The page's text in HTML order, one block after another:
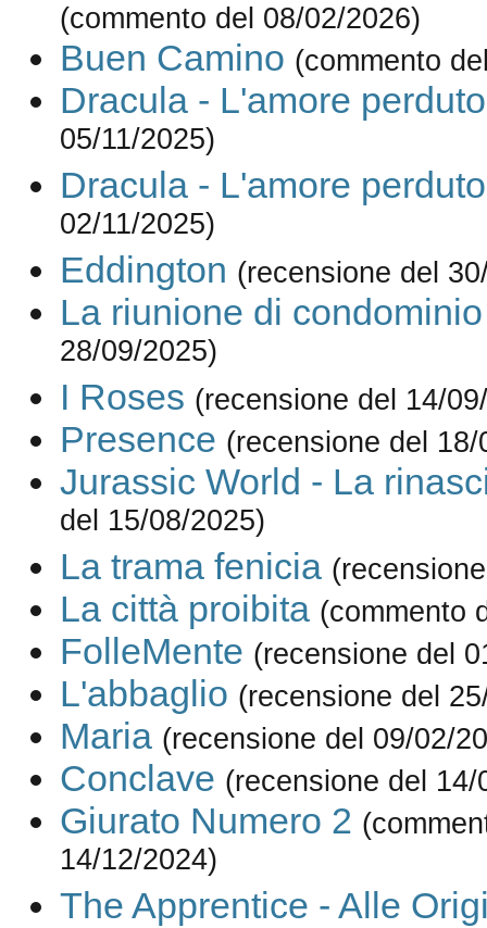
(commento del 08/02/2026)
Buen Camino (commento
Dracula - L'amore perduto
05/11/2025)
Dracula - L'amore perduto
02/11/2025)
Eddington (recensione del
La riunione di condominio
28/09/2025)
I Roses (recensione del 14/
Presence (recensione del 18/
Jurassic World - La
del 15/08/2025)
La trama fenicia
La città proibita (commento
FolleMente (recensione del
L'abbaglio (recensione del
Maria (recensione del 09/02/
Conclave (recensione del 14/
Giurato Numero 2
14/12/2024)
The Apprentice - Alle